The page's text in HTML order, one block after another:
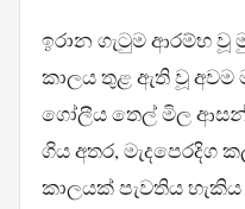
ඉරාන ගැටුම ආරම්භ
කාලය තුළ ඇති වූ අවම
ගෝලීය තෙල් මිල
ගිය අතර, මැදපෙරදිග
කාලයක් පැවතිය